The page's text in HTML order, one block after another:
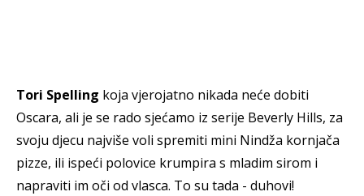
Tori Spelling koja vjerojatno nikada neće dobiti
Oscara, ali je se rado sjećamo iz serije Beverly Hills, za
svoju djecu najviše voli spremiti mini Nindža kornjača
pizze, ili ispeći polovice krumpira s mladim sirom i
napraviti im oči od vlasca. To su tada - duhovi!